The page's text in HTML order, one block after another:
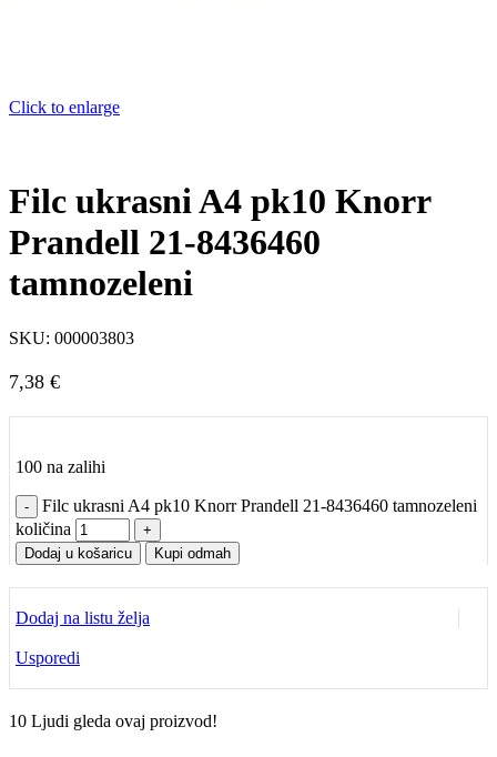
Click to enlarge
Filc ukrasni A4 pk10 Knorr
Prandell 21-8436460
tamnozeleni
SKU: 000003803
7,38 €
100 na zalihi
Filc ukrasni A4 pk10 Knorr Prandell 21-8436460 tamnozeleni
količina
Dodaj u košaricu Kupi odmah
Dodaj na listu želja
Usporedi
10 Ljudi gleda ovaj proizvod!